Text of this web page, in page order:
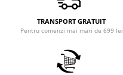
TRANSPORT GRATUIT
Pentru comenzi mai mari de 699 lei